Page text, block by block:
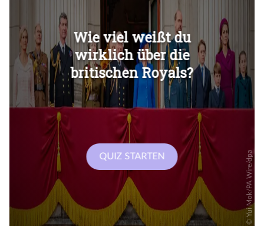
Überspringen